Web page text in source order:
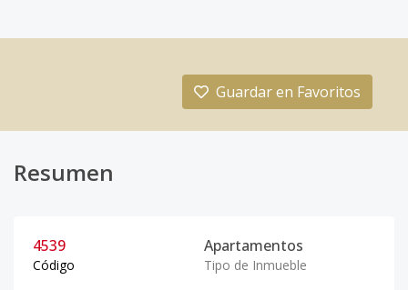
Guardar en Favoritos
Resumen
4539
Código
Apartamentos
Tipo de Inmueble